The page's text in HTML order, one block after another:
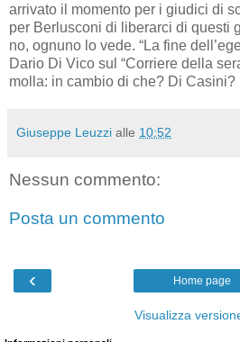
arrivato il momento per i giudici di
per Berlusconi di liberarci di questi
no, ognuno lo vede. “La fine
Dario Di Vico sul “Corriere della
molla: in cambio di che? Di Casini?
Giuseppe Leuzzi alle 10:52
Nessun commento:
Posta un commento
‹ Home page
Visualizza